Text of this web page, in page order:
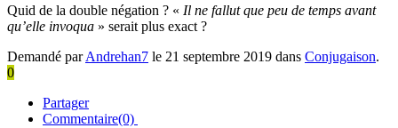
Quid de la double négation ? « Il ne fallut que peu de temps avant
qu’elle invoqua » serait plus exact ?
Demandé parAndrehan7 le 21 septembre 2019 dans Conjugaison.
0
Partager
Commentaire(0)